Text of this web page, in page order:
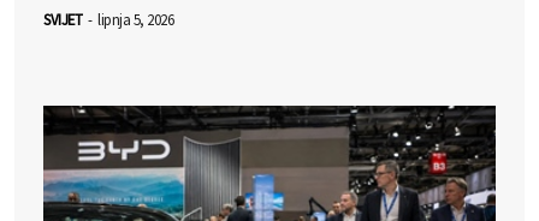
SVIJET - lipnja 5, 2026